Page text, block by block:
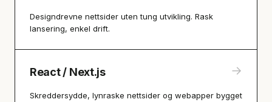
Designdrevne nettsider uten tung utvikling. Rask
lansering, enkel drift.
React / Next.js →
Skreddersydde, lynraske nettsider og webapper bygget